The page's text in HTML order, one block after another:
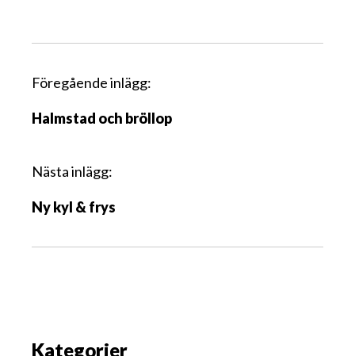
I
l
g
s
a
Föregående inlägg:
Halmstad och bröllop
Nästa inlägg:
Ny kyl & frys
Kategorier